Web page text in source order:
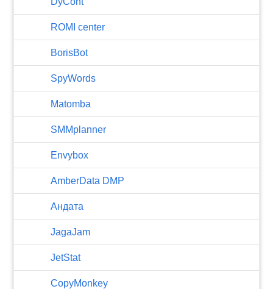
ROMI center
BorisBot
SpyWords
Matomba
SMMplanner
Envybox
AmberData DMP
Андата
JagaJam
JetStat
CopyMonkey